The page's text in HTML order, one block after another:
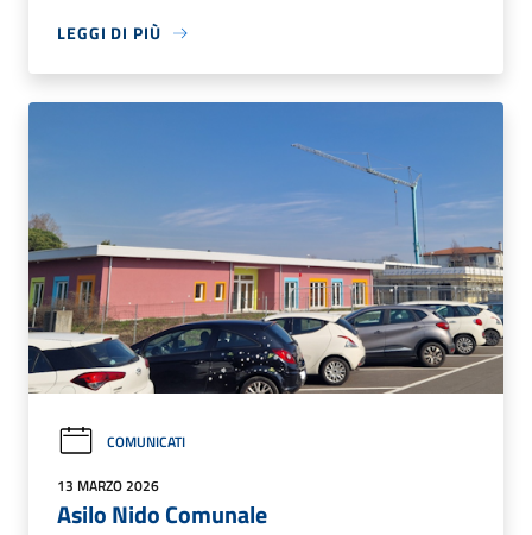
LEGGI DI PIÙ
COMUNICATI
13 MARZO 2026
Asilo Nido Comunale